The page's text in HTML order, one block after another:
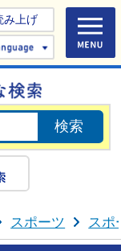
み上げ
Select
スポーツ スポ